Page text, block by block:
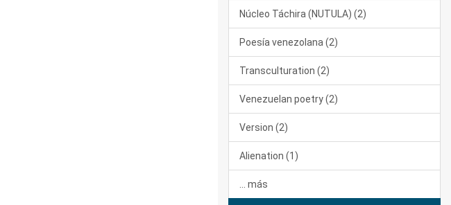
Núcleo Táchira (NUTULA) (2)
Poesía venezolana (2)
Transculturation (2)
Venezuelan poetry (2)
Version (2)
Alienation (1)
... más